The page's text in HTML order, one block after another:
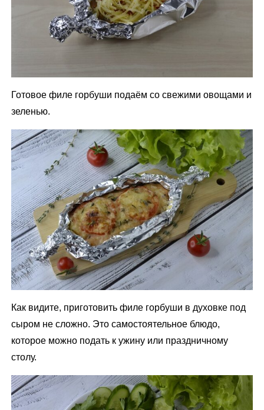
Готовое филе горбуши подаём со свежими овощами и
зеленью.
Как видите, приготовить филе горбуши в духовке под
сыром не сложно. Это самостоятельное блюдо,
которое можно подать к ужину или праздничному
столу.